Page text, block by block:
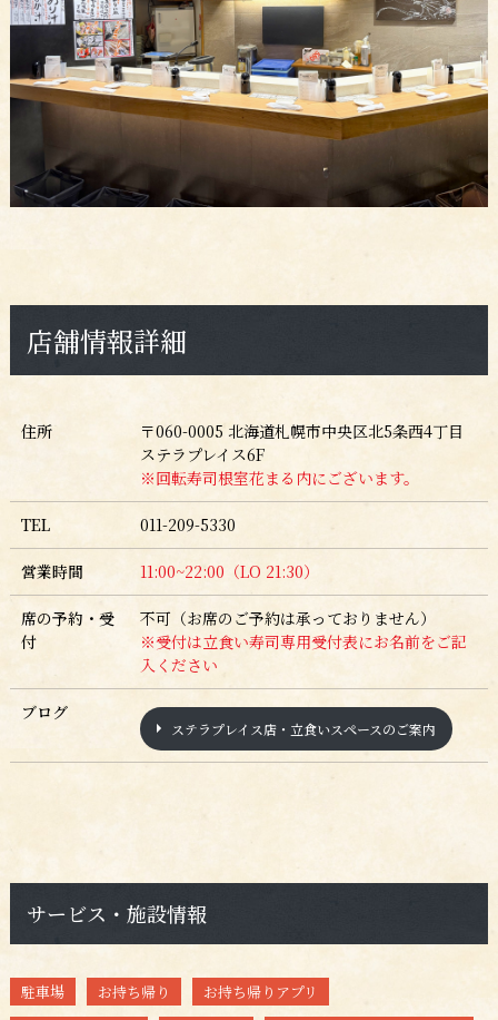
店舗情報詳細
住所 〒060-0005 北海道札幌市中央区北5条西4丁目
ステラプレイス6F
※回転寿司根室花まる内にございます。
TEL 011-209-5330
営業時間 11:00~22:00（LO 21:30）
席の予約・受
付
不可（お席のご予約は承っておりません）
※受付は立食い寿司専用受付表にお名前をご記
入ください
ブログ
ステラプレイス店・立食いスペースのご案内
サービス・施設情報
駐車場 お持ち帰り
お持ち帰りアプリ